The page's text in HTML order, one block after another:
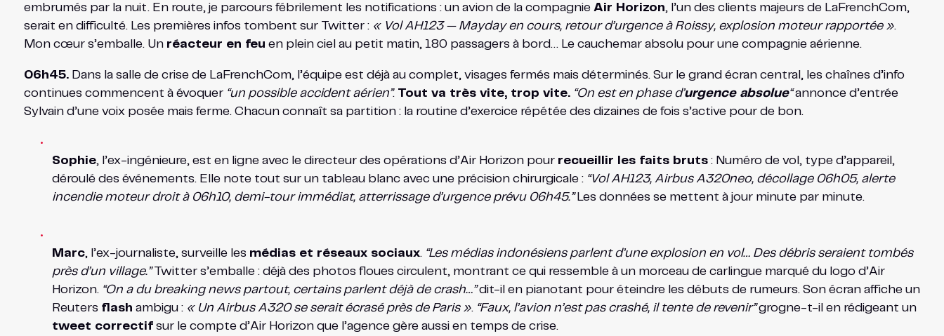
embrumés par la nuit. En route, je parcours fébrilement les notifications : un avion de la compagnie Air Horizon, l’un des clients majeurs de LaFrenchCom,
serait en difficulté. Les premières infos tombent sur Twitter : « Vol AH123 — Mayday en cours, retour d’urgence à Roissy, explosion moteur rapportée ».
Mon cœur s’emballe. Un réacteur en feu en plein ciel au petit matin, 180 passagers à bord… Le cauchemar absolu pour une compagnie aérienne.
06h45.Dans la salle de crise de LaFrenchCom, l’équipe est déjà au complet, visages fermés mais déterminés. Sur le grand écran central, les chaînes d’info
continues commencent à évoquer “un possible accident aérien”. Tout va très vite, trop vite. “On est en phase d’urgence absolue“annonce d’entrée
Sylvain d’une voix posée mais ferme. Chacun connaît sa partition : la routine d’exercice répétée des dizaines de fois s’active pour de bon.
Sophie, l’ex-ingénieure, est en ligne avec le directeur des opérations d’Air Horizon pour recueillir les faits bruts: Numéro de vol, type d’appareil,
déroulé des événements. Elle note tout sur un tableau blanc avec une précision chirurgicale : “Vol AH123, Airbus A320neo, décollage 06h05, alerte
incendie moteur droit à 06h10, demi-tour immédiat, atterrissage d’urgence prévu 06h45.”Les données se mettent à jour minute par minute.
Marc, l’ex-journaliste, surveille les médias et réseaux sociaux. “Les médias indonésiens parlent d’une explosion en vol… Des débris seraient tombés
près d’un village.”Twitter s’emballe : déjà des photos floues circulent, montrant ce qui ressemble à un morceau de carlingue marqué du logo d’Air
Horizon. “On a du breaking news partout, certains parlent déjà de crash…”dit-il en pianotant pour éteindre les débuts de rumeurs. Son écran affiche un
Reuters flash ambigu : « Un Airbus A320 se serait écrasé près de Paris ». “Faux, l’avion n’est pas crashé, il tente de revenir”grogne-t-il en rédigeant un
tweet correctifsur le compte d’Air Horizon que l’agence gère aussi en temps de crise.